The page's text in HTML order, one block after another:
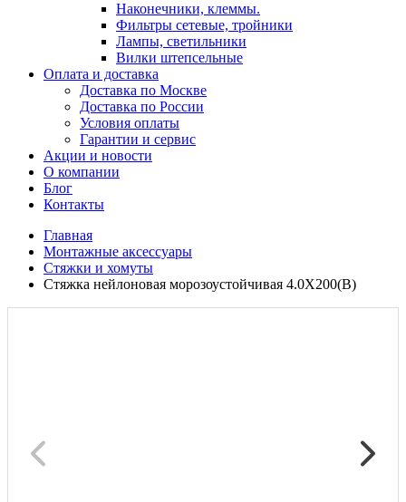
Наконечники, клеммы.
Фильтры сетевые, тройники
Лампы, светильники
Вилки штепсельные
Оплата и доставка
Доставка по Москве
Доставка по России
Условия оплаты
Гарантии и сервис
Акции и новости
О компании
Блог
Контакты
Главная
Монтажные аксессуары
Стяжки и хомуты
Стяжка нейлоновая морозоустойчивая 4.0X200(B)